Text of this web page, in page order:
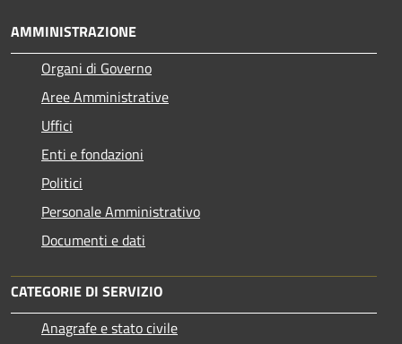
AMMINISTRAZIONE
Organi di Governo
Aree Amministrative
Uffici
Enti e fondazioni
Politici
Personale Amministrativo
Documenti e dati
CATEGORIE DI SERVIZIO
Anagrafe e stato civile